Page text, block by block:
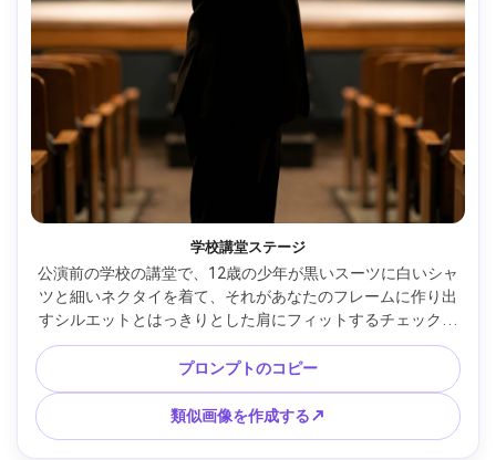
学校講堂ステージ
公演前の学校の講堂で、12歳の少年が黒いスーツに白いシャ
ツと細いネクタイを着て、それがあなたのフレームに作り出
すシルエットとはっきりとした肩にフィットするチェックを
示しています。ソフトフォーロフ付きステージスポットライ
ト、Sony A7IV 85mm、ミッドショット、シャープフォーカ
ス、自然な影 --ar 4:5
プロンプトのコピー
類似画像を作成する↗